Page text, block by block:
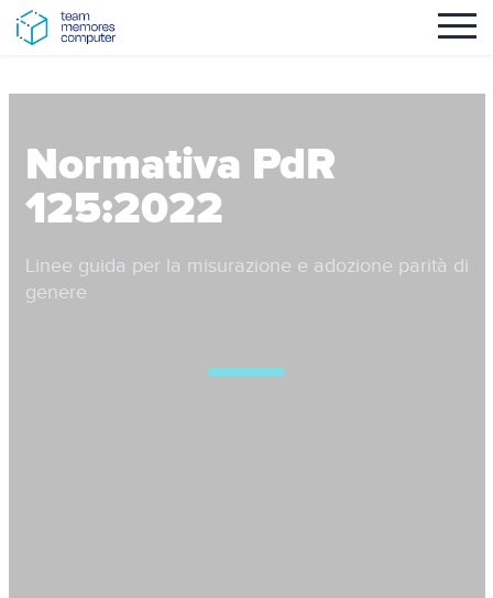
Normativa PdR
125:2022
Linee guida per la misurazione e adozione parità di
genere